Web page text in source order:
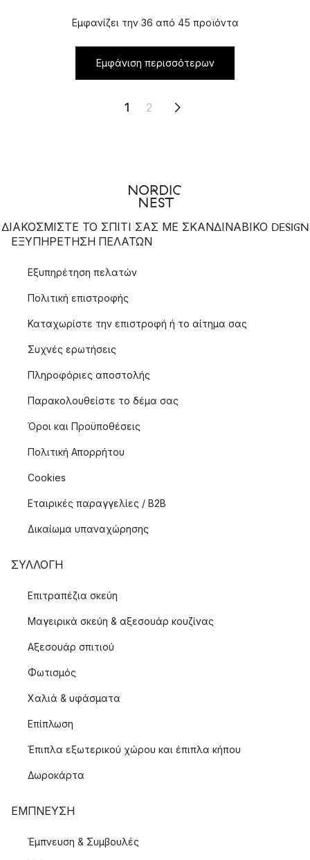
Εμφανίζει την 36 από 45 προϊόντα
Εμφάνιση περισσότερων
1 2
ΔΙΑΚΟΣΜΙΣΤΕ ΤΟ ΣΠΙΤΙ ΣΑΣ ΜΕ ΣΚΑΝΔΙΝΑΒΙΚΟ DESIGN
ΕΞΥΠΗΡΈΤΗΣΗ ΠΕΛΑΤΏΝ
Εξυπηρέτηση πελατών
Πολιτική επιστροφής
Καταχωρίστε την επιστροφή ή το αίτημα σας
Συχνές ερωτήσεις
Πληροφόριες αποστολής
Παρακολουθείστε το δέμα σας
Όροι και Προϋποθέσεις
Πολιτική Απορρήτου
Cookies
Εταιρικές παραγγελίες / B2B
Δικαίωμα υπαναχώρησης
ΣΥΛΛΟΓΉ
Επιτραπέζια σκεύη
Μαγειρικά σκεύη & αξεσουάρ κουζίνας
Αξεσουάρ σπιτιού
Φωτισμός
Χαλιά & υφάσματα
Επίπλωση
Έπιπλα εξωτερικού χώρου και έπιπλα κήπου
Δωροκάρτα
ΈΜΠΝΕΥΣΗ
Έμπνευση & Συμβουλές